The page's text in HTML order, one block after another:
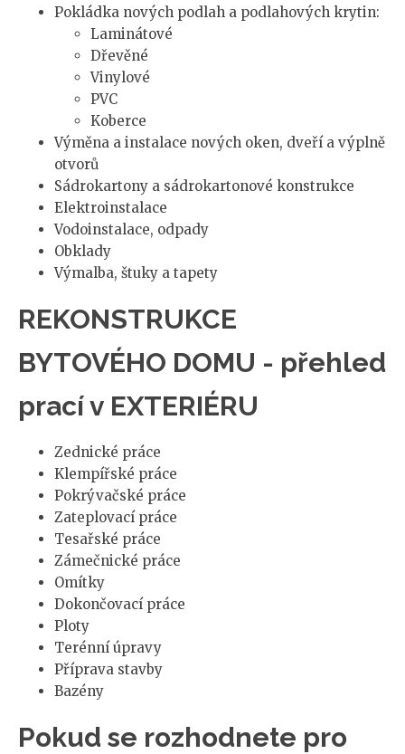
Pokládka nových podlah a podlahových krytin:
Laminátové
Dřevěné
Vinylové
PVC
Koberce
Výměna a instalace nových oken, dveří a výplně
otvorů
Sádrokartony a sádrokartonové konstrukce
Elektroinstalace
Vodoinstalace, odpady
Obklady
Výmalba, štuky a tapety
REKONSTRUKCE
BYTOVÉHO DOMU - přehled
prací v EXTERIÉRU
Zednické práce
Klempířské práce
Pokrývačské práce
Zateplovací práce
Tesařské práce
Zámečnické práce
Omítky
Dokončovací práce
Ploty
Terénní úpravy
Příprava stavby
Bazény
Pokud se rozhodnete pro